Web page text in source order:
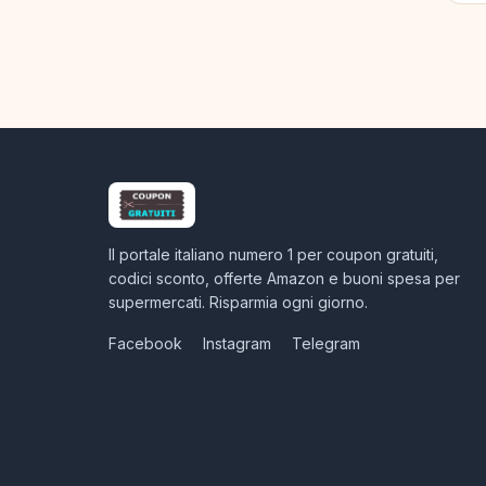
Il portale italiano numero 1 per coupon gratuiti,
codici sconto, offerte Amazon e buoni spesa per
supermercati. Risparmia ogni giorno.
Facebook Instagram Telegram